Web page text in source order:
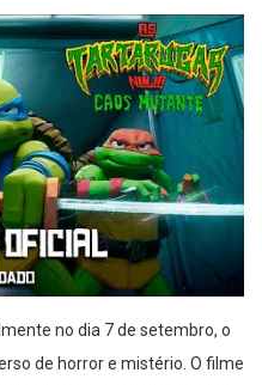
no dia 7 de setembro, o
de horror e mistério. O filme
e da determinada irmã